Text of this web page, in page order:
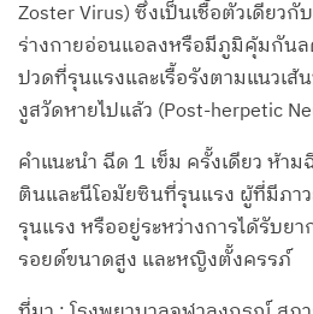
Zoster Virus) ซึ่งเป็นเชื้อตัวเดียวกั
ร่างกายอ่อนแอลงหรือมีภูมิคุ้มกันล
ปวดที่รุนแรงและเรื้อรังตามแนวเ
งูสวัดหายไปแล้ว (Post-herpetic
คำแนะนำ ฉีด 1 เข็ม ครั้งเดียว ห้า
ตินและนีโอมัยซินที่รุนแรง ผู้ที่มีภ
รุนแรง หรืออยู่ระหว่างการได้รับ
รอยด์ขนาดสูง และหญิงตั้งครรภ์